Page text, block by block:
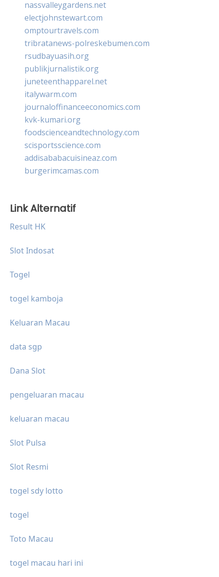
nassvalleygardens.net
electjohnstewart.com
omptourtravels.com
tribratanews-polreskebumen.com
rsudbayuasih.org
publikjurnalistik.org
juneteenthapparel.net
italywarm.com
journaloffinanceeconomics.com
kvk-kumari.org
foodscienceandtechnology.com
scisportsscience.com
addisababacuisineaz.com
burgerimcamas.com
Link Alternatif
Result HK
Slot Indosat
Togel
togel kamboja
Keluaran Macau
data sgp
Dana Slot
pengeluaran macau
keluaran macau
Slot Pulsa
Slot Resmi
togel sdy lotto
togel
Toto Macau
togel macau hari ini